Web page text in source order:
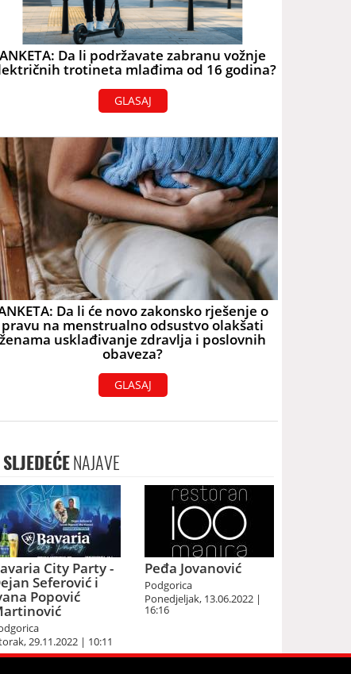
ANKETA: Da li podržavate zabranu vožnje
trotineta mlađima od 16 godina?
GLASAJ
Da li će novo zakonsko rješenje o
pravu na menstrualno odsustvo olakšati
ženama usklađivanje zdravlja i poslovnih
obaveza?
GLASAJ
SLJEDEĆENAJAVE
City Party -
Seferović i
Popović
29.11.2022 | 10:11
Peđa Jovanović
Podgorica
Ponedjeljak, 13.06.2022 |
16:16